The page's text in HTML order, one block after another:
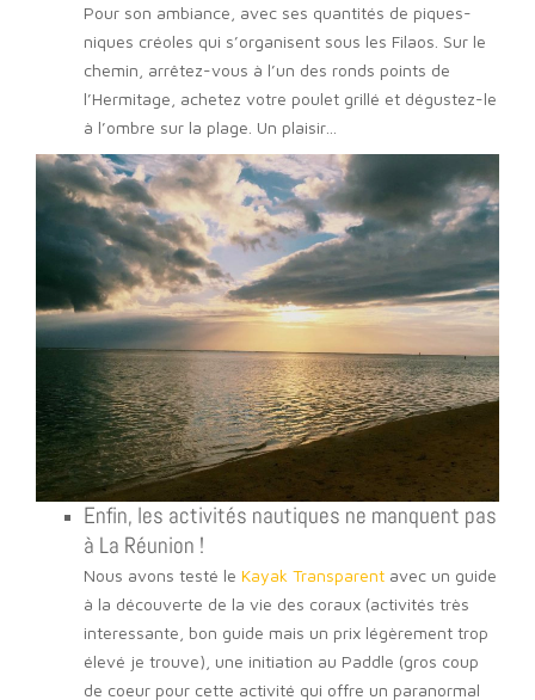
Pour son ambiance, avec ses quantités de piques-
niques créoles qui s’organisent sous les Filaos. Sur le
chemin, arrêtez-vous à l’un des ronds points de
l’Hermitage, achetez votre poulet grillé et dégustez-le
à l’ombre sur la plage. Un plaisir…
Enfin, les activités nautiques ne manquent pas
à La Réunion !
Nous avons testé le Kayak Transparent avec un guide
à la découverte de la vie des coraux (activités très
interessante, bon guide mais un prix légèrement trop
élevé je trouve), une initiation au Paddle (gros coup
de coeur pour cette activité qui offre un paranormal